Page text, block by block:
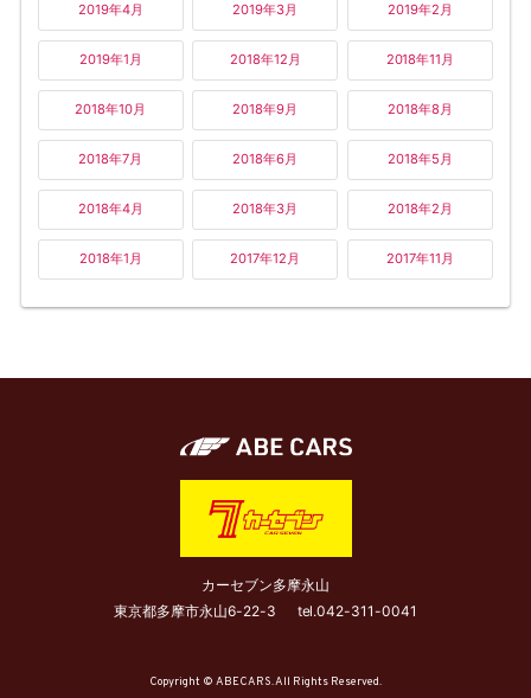
2019年4月 2019年3月 2019年2月
2019年1月 2018年12月 2018年11月
2018年10月 2018年9月 2018年8月
2018年7月 2018年6月 2018年5月
2018年4月 2018年3月 2018年2月
2018年1月 2017年12月 2017年11月
カーセブン多摩永山
東京都多摩市永山6-22-3
tel.042-311-0041
Copyright © ABECARS. All Rights Reserved.